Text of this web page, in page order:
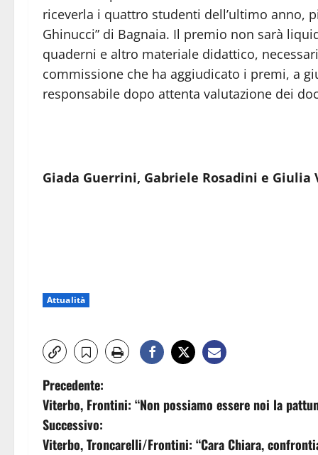
riceverla i quattro studenti dell’ultimo anno,
Ghinucci” di Bagnaia. Il premio non sarà
quaderni e altro materiale didattico,
commissione che ha aggiudicato i premi, a
responsabile dopo attenta valutazione dei
Giada Guerrini, Gabriele Rosadini e Giulia
Attualità
N
a
v
Precedente:
Viterbo, Frontini: “Non possiamo essere noi la
Successivo:
Viterbo, Troncarelli/Frontini: “Cara Chiara,